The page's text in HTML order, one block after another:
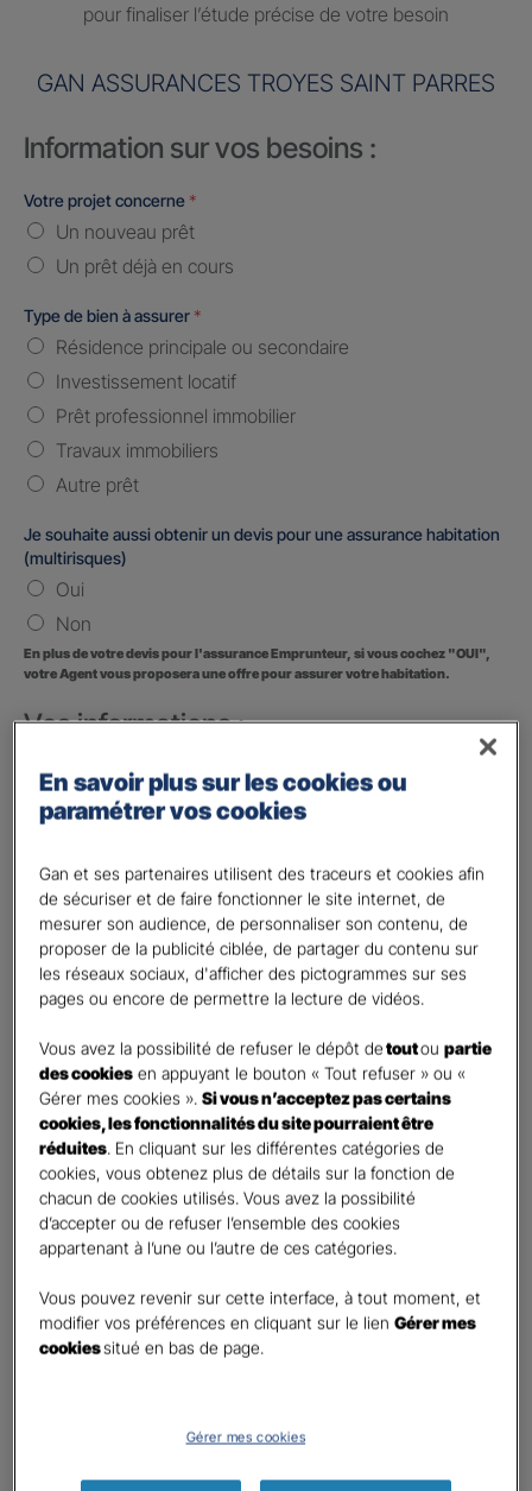
pour finaliser l’étude précise de votre besoin
GAN ASSURANCES TROYES SAINT PARRES
Information sur vos besoins :
Votre projet concerne *
Un nouveau prêt
Un prêt déjà en cours
Type de bien à assurer *
Résidence principale ou secondaire
Investissement locatif
Prêt professionnel immobilier
Travaux immobiliers
Autre prêt
Je souhaite aussi obtenir un devis pour une assurance habitation
(multirisques)
Oui
Non
En plus de votre devis pour l'assurance Emprunteur, si vous cochez "OUI",
votre Agent vous proposera une offre pour assurer votre habitation.
Vos informations :
Etes-vous déjà client Gan assurances ?*
Oui
Civilité*
Madame
Monsieur
Contact *
First Last
Téléphone*
United
States
+1
E-mail
En cochant cette case et en soumettant ce formulaire,
j'accepte que mes données personnelles soient utilisées
En savoir plus sur les cookies ou
paramétrer vos cookies
Gan et ses partenaires utilisent des traceurs et cookies afin
de sécuriser et de faire fonctionner le site internet, de
mesurer son audience, de personnaliser son contenu, de
proposer de la publicité ciblée, de partager du contenu sur
les réseaux sociaux, d'afficher des pictogrammes sur ses
pages ou encore de permettre la lecture de vidéos.
Vous avez la possibilité de refuser le dépôt detoutoupartie
des cookies en appuyant le bouton « Tout refuser » ou «
Gérer mes cookies ».Si vous n’acceptez pas certains
cookies, les fonctionnalités du site pourraient être
réduites. En cliquant sur les différentes catégories de
cookies, vous obtenez plus de détails sur la fonction de
chacun de cookies utilisés. Vous avez la possibilité
d’accepter ou de refuser l’ensemble des cookies
appartenant à l’une ou l’autre de ces catégories.
Vous pouvez revenir sur cette interface, à tout moment, et
modifier vos préférences en cliquant sur le lienGérer mes
cookiessitué en bas de page.
Gérer mes cookies